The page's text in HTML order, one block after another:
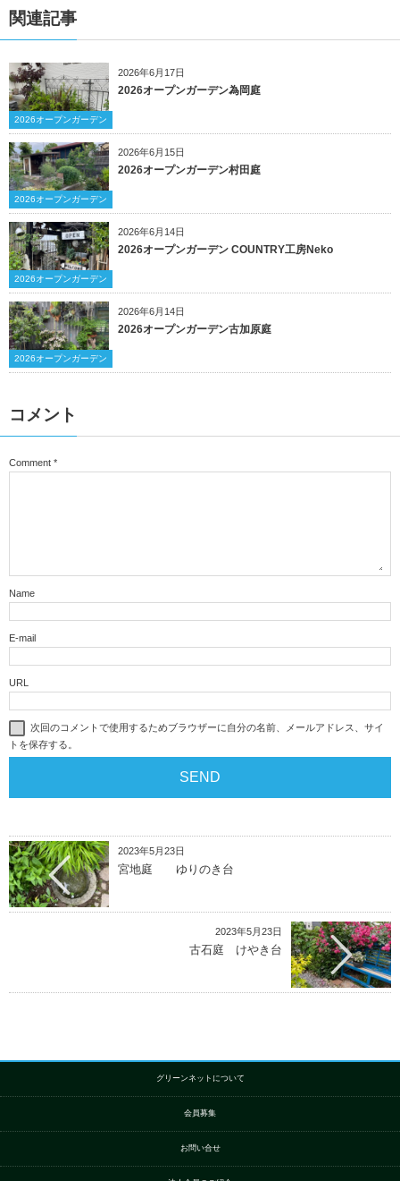
関連記事
2026年6月17日
2026オープンガーデン
2026オープンガーデン為岡庭
2026年6月15日
2026オープンガーデン
2026オープンガーデン村田庭
2026年6月14日
2026オープンガーデン
2026オープンガーデン COUNTRY工房Neko
2026年6月14日
2026オープンガーデン
2026オープンガーデン古加原庭
コメント
Comment *
Name
E-mail
URL
次回のコメントで使用するためブラウザーに自分の名前、メールアドレス、サイ
トを保存する。
2023年5月23日
宮地庭 ゆりのき台
2023年5月23日
古石庭 けやき台
グリーンネットについて
会員募集
お問い合せ